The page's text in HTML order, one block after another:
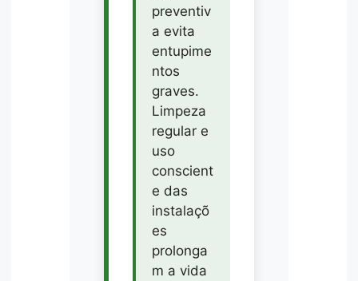
preventiv
a evita
entupime
ntos
graves.
Limpeza
regular e
uso
conscient
e das
instalaçõ
es
prolonga
m a vida